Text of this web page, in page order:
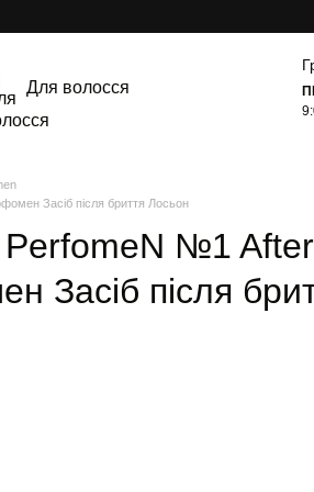
Для волосся
Засіб після бриття Лосьон
PerfomeN №1
Засіб після